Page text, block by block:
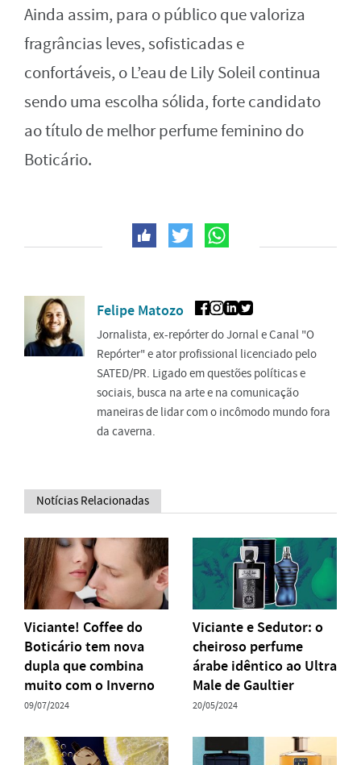
Ainda assim, para o público que valoriza
fragrâncias leves, sofisticadas e
confortáveis, o L’eau de Lily Soleil continua
sendo uma escolha sólida, forte candidato
ao título de melhor perfume feminino do
Boticário.
Felipe Matozo
Jornalista, ex-repórter do Jornal e Canal "O
Repórter" e ator profissional licenciado pelo
SATED/PR. Ligado em questões políticas e
sociais, busca na arte e na comunicação
maneiras de lidar com o incômodo mundo fora
da caverna.
Notícias Relacionadas
Viciante! Coffee do
Boticário tem nova
dupla que combina
muito com o Inverno
09/07/2024
Viciante e Sedutor: o
cheiroso perfume
árabe idêntico ao Ultra
Male de Gaultier
20/05/2024